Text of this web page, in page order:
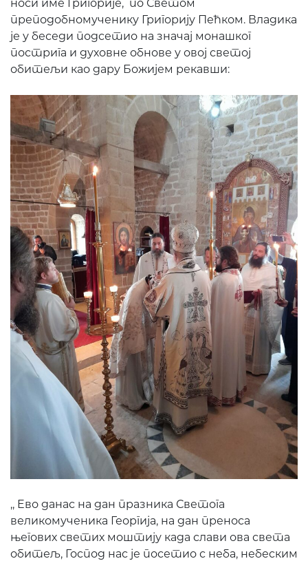
носи име Григорије, по Светом
преподобномученику Григорију Пећком. Владика
је у беседи подсетио на значај монашког
пострига и духовне обнове у овој светој
обитељи као дару Божијем рекавши:
,, Eво данас на дан празника Светога
великомученика Георгија, на дан преноса
његових светих моштију када слави ова света
обитељ, Господ нас је посетио с неба, небеским